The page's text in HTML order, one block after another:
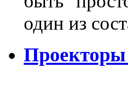
один из
Проекторы